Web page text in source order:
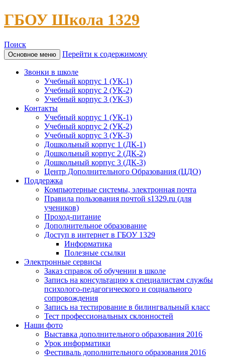
ГБОУ Школа 1329
Поиск
Основное меню Перейти к содержимому
Звонки в школе
Учебный корпус 1 (УК-1)
Учебный корпус 2 (УК-2)
Учебный корпус 3 (УК-3)
Контакты
Учебный корпус 1 (УК-1)
Учебный корпус 2 (УК-2)
Учебный корпус 3 (УК-3)
Дошкольный корпус 1 (ДК-1)
Дошкольный корпус 2 (ДК-2)
Дошкольный корпус 3 (ДК-3)
Центр Дополнительного Образования (ЦДО)
Поддержка
Компьютерные системы, электронная почта
Правила пользования почтой s1329.ru (для
учеников)
Проход-питание
Дополнительное образование
Доступ в интернет в ГБОУ 1329
Информатика
Полезные ссылки
Электронные сервисы
Заказ справок об обучении в школе
Запись на консультацию к специалистам службы
психолого-педагогического и социального
сопровождения
Запись на тестирование в билингвальный класс
Тест профессиональных склонностей
Наши фото
Выставка дополнительного образования 2016
Урок информатики
Фестиваль дополнительного образования 2016